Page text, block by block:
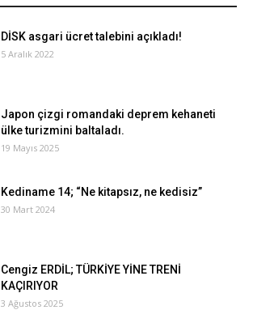
DİSK asgari ücret talebini açıkladı!
5 Aralık 2022
Japon çizgi romandaki deprem kehaneti
ülke turizmini baltaladı.
19 Mayıs 2025
Kediname 14; “Ne kitapsız, ne kedisiz”
30 Mart 2024
Cengiz ERDİL; TÜRKİYE YİNE TRENİ
KAÇIRIYOR
3 Ağustos 2025